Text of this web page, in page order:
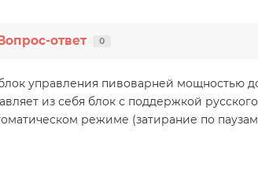
ответ 0
управления пивоварней мощностью
из себя блок с поддержкой
режиме (затирание по